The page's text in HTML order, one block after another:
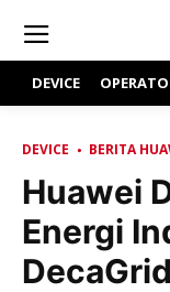
DEVICE
DEVICE BERITA
Huawei
Energi